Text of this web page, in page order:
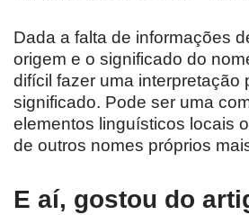
Dada a falta de informações
origem e o significado do
difícil fazer uma interpretação
significado. Pode ser uma
elementos linguísticos locais
de outros nomes próprios
E aí, gostou do